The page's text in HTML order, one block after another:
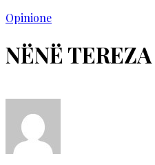
Opinione
NËNË